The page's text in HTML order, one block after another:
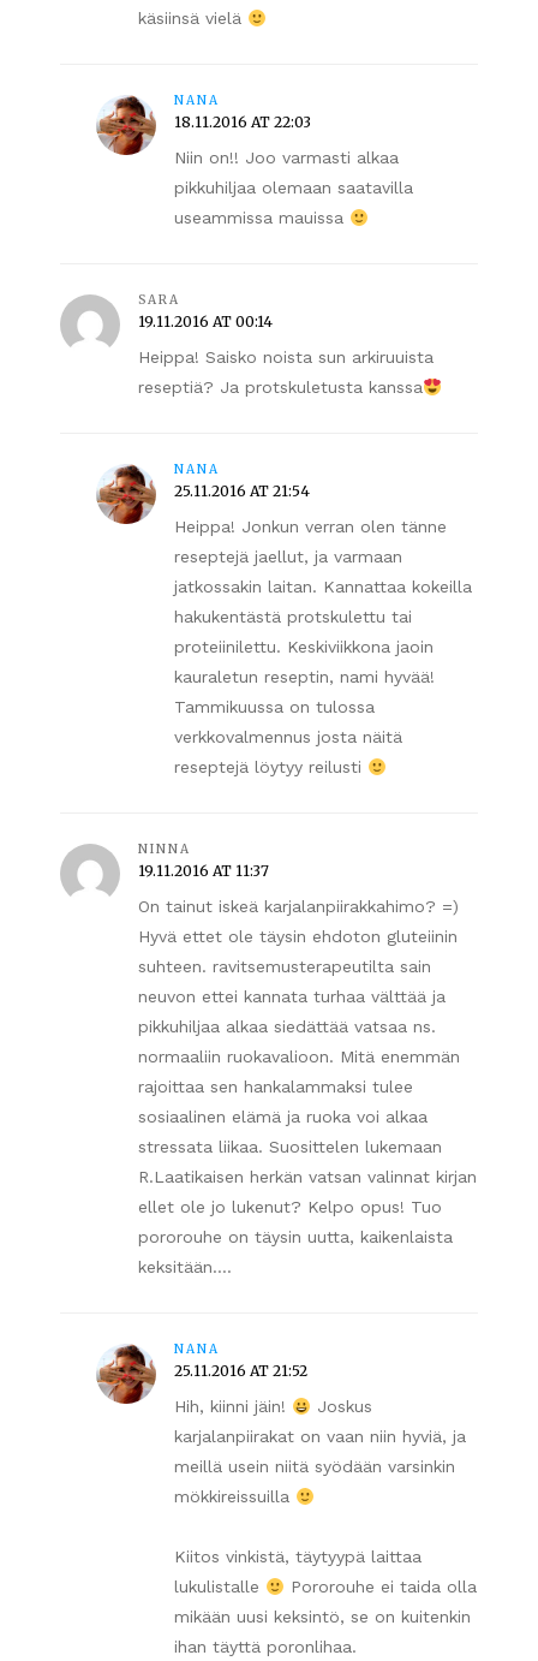
käsiinsä vielä
NANA
18.11.2016 AT 22:03
Niin on!! Joo varmasti alkaa
pikkuhiljaa olemaan saatavilla
useammissa mauissa
SARA
19.11.2016 AT 00:14
Heippa! Saisko noista sun arkiruuista
reseptiä? Ja protskuletusta kanssa
NANA
25.11.2016 AT 21:54
Heippa! Jonkun verran olen tänne
reseptejä jaellut, ja varmaan
jatkossakin laitan. Kannattaa kokeilla
hakukentästä protskulettu tai
proteiinilettu. Keskiviikkona jaoin
kauraletun reseptin, nami hyvää!
Tammikuussa on tulossa
verkkovalmennus josta näitä
reseptejä löytyy reilusti
NINNA
19.11.2016 AT 11:37
On tainut iskeä karjalanpiirakkahimo? =)
Hyvä ettet ole täysin ehdoton gluteiinin
suhteen. ravitsemusterapeutilta sain
neuvon ettei kannata turhaa välttää ja
pikkuhiljaa alkaa siedättää vatsaa ns.
normaaliin ruokavalioon. Mitä enemmän
rajoittaa sen hankalammaksi tulee
sosiaalinen elämä ja ruoka voi alkaa
stressata liikaa. Suosittelen lukemaan
R.Laatikaisen herkän vatsan valinnat kirjan
ellet ole jo lukenut? Kelpo opus! Tuo
pororouhe on täysin uutta, kaikenlaista
keksitään….
NANA
25.11.2016 AT 21:52
Hih, kiinni jäin!
Joskus
karjalanpiirakat on vaan niin hyviä, ja
meillä usein niitä syödään varsinkin
mökkireissuilla
Kiitos vinkistä, täytyypä laittaa
lukulistalle
Pororouhe ei taida olla
mikään uusi keksintö, se on kuitenkin
ihan täyttä poronlihaa.